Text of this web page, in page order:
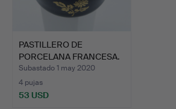
PASTILLERO DE
PORCELANA FRANCESA.
Subastado 1 may 2020
4 pujas
53 USD